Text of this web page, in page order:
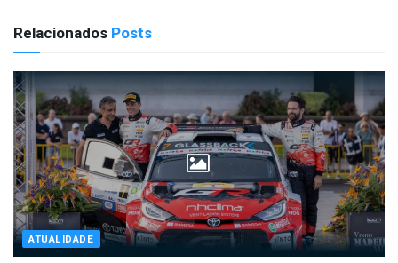
Relacionados Posts
ATUALIDADE